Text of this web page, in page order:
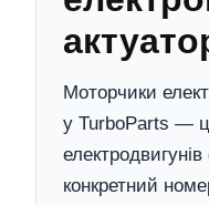
Моторчики
у TurboParts —
конкретний